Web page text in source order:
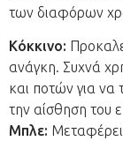
των διαφόρων
Κόκκινο:
ανάγκη. Συχνά
και ποτών για να
την αίσθηση του
Μπλε: Μεταφέρει